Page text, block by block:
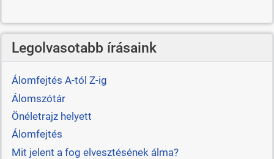
Legolvasotabb írásaink
Álomfejtés A-tól Z-ig
Álomszótár
Önéletrajz helyett
Álomfejtés
Mit jelent a fog elvesztésének álma?